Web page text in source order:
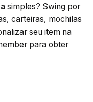
simples? Swing por
carteiras, mochilas
seu item na
para obter